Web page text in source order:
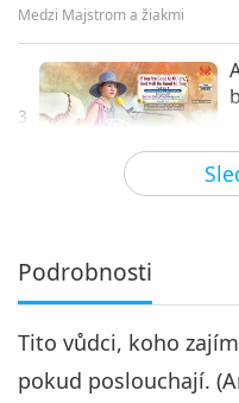
Medzi Majstrom a žiakmi
3
Medzi Majstrom a žiakmi
4
33:07
Medzi Majstrom a žiakmi
Podrobnosti
Tito vůdci, koho
pokud poslouchají.